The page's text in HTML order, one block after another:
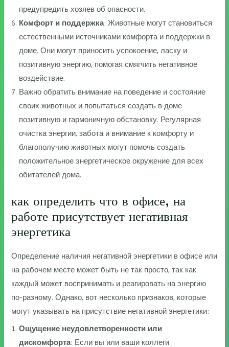
предупредить хозяев об опасности.
Комфорт и поддержка: Животные могут становиться
естественными источниками комфорта и поддержки в
доме. Они могут приносить успокоение, ласку и
позитивную энергию, помогая смягчить негативное
воздействие.
Важно обратить внимание на поведение и состояние
своих животных и попытаться создать в доме
позитивную и гармоничную обстановку. Регулярная
очистка энергии, забота и внимание к комфорту и
благополучию животных могут помочь создать
положительное энергетическое окружение для всех
обитателей дома.
как определить что в офисе, на
работе присутствует негативная
энергетика
Определение наличия негативной энергетики в офисе или
на рабочем месте может быть не так просто, так как
каждый может воспринимать и реагировать на энергию
по-разному. Однако, вот несколько признаков, которые
могут указывать на присутствие негативной энергетики:
Ощущение неудовлетворенности или
дискомфорта: Если вы или ваши коллеги